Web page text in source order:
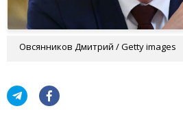
Овсянников Дмитрий / Getty images